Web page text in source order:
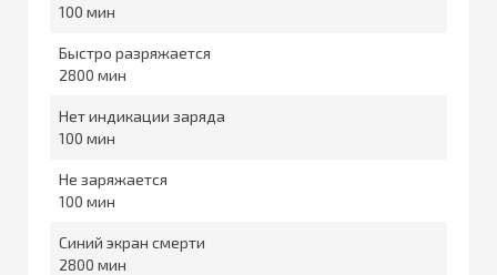
100
Быстро разряжается
2800
Нет индикации заряда
100
Не заряжается
100
Синий экран смерти
2800